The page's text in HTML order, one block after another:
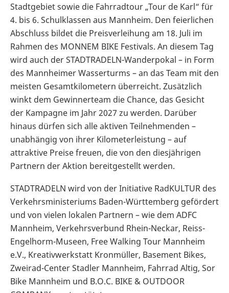
Stadtgebiet sowie die Fahrradtour „Tour de Karl“ für
4. bis 6. Schulklassen aus Mannheim. Den feierlichen
Abschluss bildet die Preisverleihung am 18. Juli im
Rahmen des MONNEM BIKE Festivals. An diesem Tag
wird auch der STADTRADELN-Wanderpokal – in Form
des Mannheimer Wasserturms – an das Team mit den
meisten Gesamtkilometern überreicht. Zusätzlich
winkt dem Gewinnerteam die Chance, das Gesicht
der Kampagne im Jahr 2027 zu werden. Darüber
hinaus dürfen sich alle aktiven Teilnehmenden –
unabhängig von ihrer Kilometerleistung – auf
attraktive Preise freuen, die von den diesjährigen
Partnern der Aktion bereitgestellt werden.
STADTRADELN wird von der Initiative RadKULTUR des
Verkehrsministeriums Baden-Württemberg gefördert
und von vielen lokalen Partnern – wie dem ADFC
Mannheim, Verkehrsverbund Rhein-Neckar, Reiss-
Engelhorm-Museen, Free Walking Tour Mannheim
e.V., Kreativwerkstatt Kronmüller, Basement Bikes,
Zweirad-Center Stadler Mannheim, Fahrrad Altig, Sor
Bike Mannheim und B.O.C. BIKE & OUTDOOR